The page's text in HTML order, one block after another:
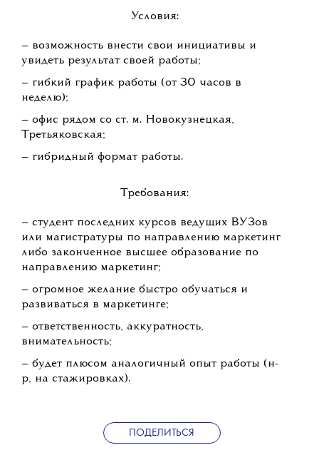
Условия:
— возможность внести свои инициативы и
увидеть результат своей работы;
— гибкий график работы (от 30 часов в
неделю);
— офис рядом со ст. м. Новокузнецкая,
Третьяковская;
— гибридный формат работы.
Требования:
— студент последних курсов ведущих ВУЗов
или магистратуры по направлению маркетинг
либо законченное высшее образование по
направлению маркетинг;
— огромное желание быстро обучаться и
развиваться в маркетинге;
— ответственность, аккуратность,
внимательность;
— будет плюсом аналогичный опыт работы (н-
р, на стажировках).
ПОДЕЛИТЬСЯ